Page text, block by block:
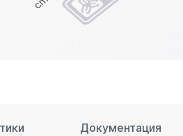
Емкости для воды 500 литров
Емкости для воды 75 литров
Документация